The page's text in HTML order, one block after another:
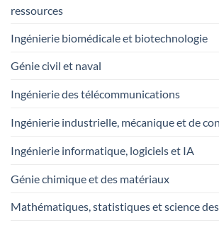
ressources
Ingénierie biomédicale et biotechnologie
Génie civil et naval
Ingénierie des télécommunications
Ingénierie industrielle, mécanique et de
Ingénierie informatique, logiciels et IA
Génie chimique et des matériaux
Mathématiques, statistiques et science